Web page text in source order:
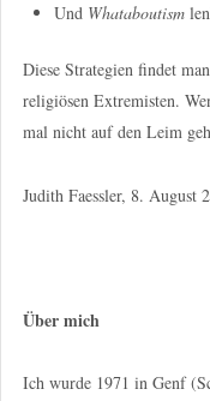
Und Whataboutism
Diese Strategien findet
religiösen Extremisten.
mal nicht auf den Leim
Judith Faessler, 8. August
Über mich
Ich wurde 1971 in Genf